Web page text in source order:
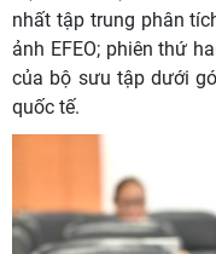
nhất tập trung phân
ảnh EFEO; phiên thứ
của bộ sưu tập dưới
quốc tế.